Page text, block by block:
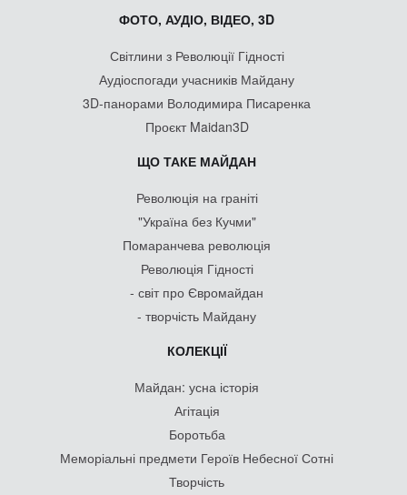
ФОТО, АУДІО, ВІДЕО, 3D
Світлини з Революції Гідності
Аудіоспогади учасників Майдану
3D-панорами Володимира Писаренка
Проєкт Maidan3D
ЩО ТАКЕ МАЙДАН
Революція на граніті
"Україна без Кучми"
Помаранчева революція
Революція Гідності
- світ про Євромайдан
- творчість Майдану
КОЛЕКЦІЇ
Майдан: усна історія
Агітація
Боротьба
Меморіальні предмети Героїв Небесної Сотні
Творчість